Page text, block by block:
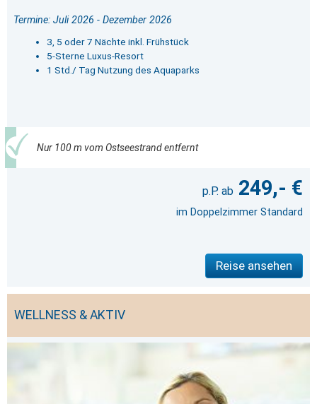
Termine: Juli 2026 - Dezember 2026
3, 5 oder 7 Nächte inkl. Frühstück
5-Sterne Luxus-Resort
1 Std./ Tag Nutzung des Aquaparks
Nur 100 m vom Ostseestrand entfernt
249,- €
im Doppelzimmer Standard
Reise ansehen
WELLNESS & AKTIV